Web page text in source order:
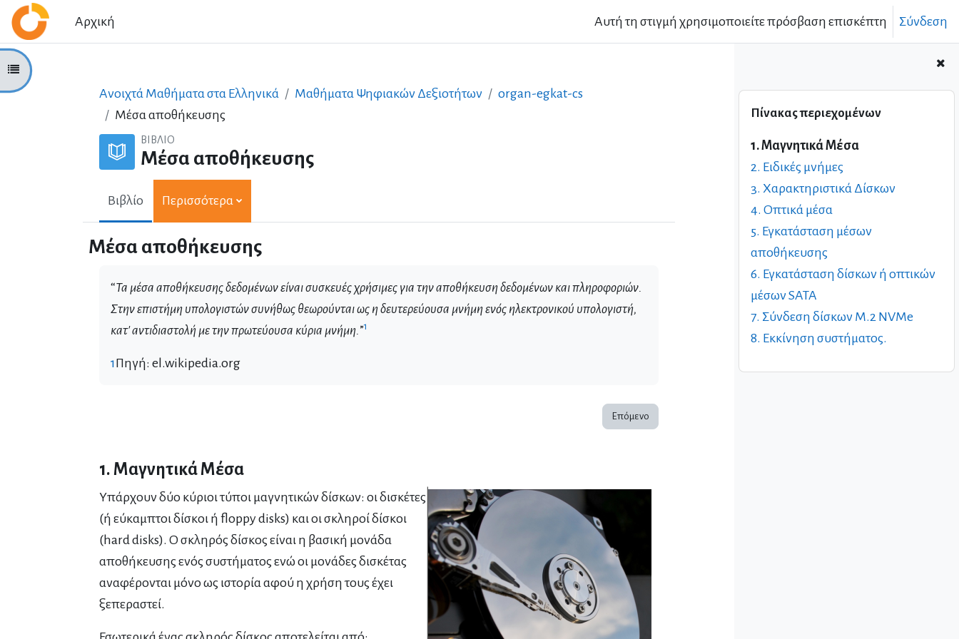
Μετάβαση στο κεντρικό περιεχόμενο
Αρχική
Αυτή τη στιγμή χρησιμοποιείτε πρόσβαση επισκέπτη Σύνδεση
Πίνακας περιεχομένων
1. Μαγνητικά Μέσα
2. Ειδικές μνήμες
3. Χαρακτηριστικά Δίσκων
4. Οπτικά μέσα
5. Εγκατάσταση μέσων
αποθήκευσης
6. Εγκατάσταση δίσκων ή οπτικών
μέσων SATA
7. Σύνδεση δίσκων Μ.2 NVMe
8. Εκκίνηση συστήματος.
Άνοιγμα ευρετηρίου μαθήματος
Ανοιχτά Μαθήματα στα Ελληνικά Μαθήματα Ψηφιακών Δεξιοτήτων
organ-egkat-cs
Μέσα αποθήκευσης
ΒΙΒΛΊΟ
Μέσα αποθήκευσης
Βιβλίο Περισσότερα
Μέσα αποθήκευσης
“Τα μέσα αποθήκευσης δεδομένων είναι συσκευές χρήσιμες για την αποθήκευση δεδομένων και πληροφοριών.
Στην επιστήμη υπολογιστών συνήθως θεωρούνται ως η δευτερεύουσα μνήμη ενός ηλεκτρονικού υπολογιστή,
κατ' αντιδιαστολή με την πρωτεύουσα κύρια μνήμη.”1
1Πηγή: el.wikipedia.org
Επόμενο
1. Μαγνητικά Μέσα
Υπάρχουν δύο κύριοι τύποι μαγνητικών δίσκων: οι δισκέτες
(ή εύκαμπτοι δίσκοι ή floppy disks) και οι σκληροί δίσκοι
(hard disks). Ο σκληρός δίσκος είναι η βασική μονάδα
αποθήκευσης ενός συστήματος ενώ οι μονάδες δισκέτας
αναφέρονται μόνο ως ιστορία αφού η χρήση τους έχει
ξεπεραστεί.